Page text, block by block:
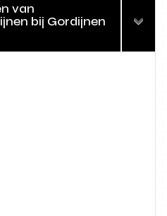
van
bij Gordijnen